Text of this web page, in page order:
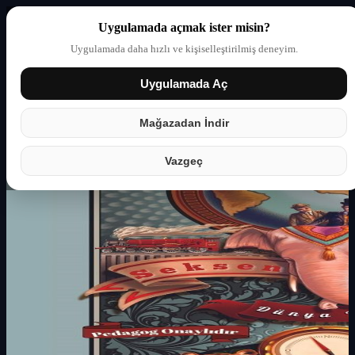
Uygulamada açmak ister misin?
Uygulamada daha hızlı ve kişiselleştirilmiş deneyim.
Uygulamada Aç
Mağazadan İndir
Vazgeç
Giriş yap Partner